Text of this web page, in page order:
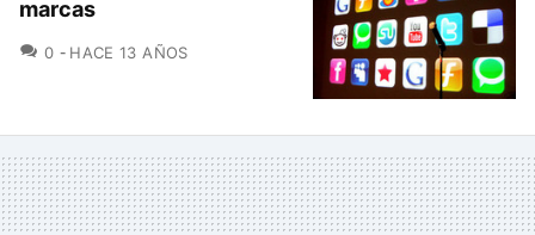
marcas
0 COMENTARIOS
HACE 13 AÑOS